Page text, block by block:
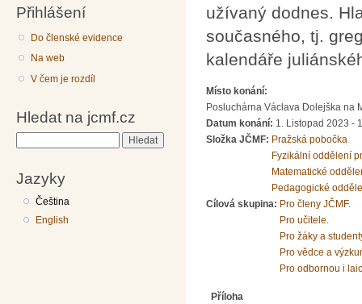
Přihlášení
Do členské evidence
Na web
V čem je rozdíl
Hledat na jcmf.cz
Jazyky
Čeština
English
užívaný dodnes.
současného, tj.
kalendáře
Místo konání:
Posluchárna Václava Dolejška na
Datum konání: 1. Listopad 2023 -
Složka JČMF: Pražská pobočka
Fyzikální oddělení
Matematické
Pedagogické
Cílová skupina: Pro členy JČMF.
Pro učitele.
Pro žáky a
Pro vědce a
Pro odbornou i
Příloha